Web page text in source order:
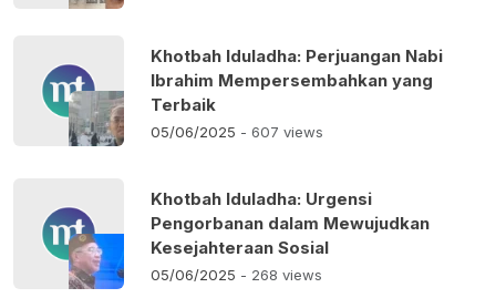
Khotbah Iduladha: Perjuangan Nabi
Ibrahim Mempersembahkan yang
Terbaik
05/06/2025 - 607 views
Khotbah Iduladha: Urgensi
Pengorbanan dalam Mewujudkan
Kesejahteraan Sosial
05/06/2025 - 268 views